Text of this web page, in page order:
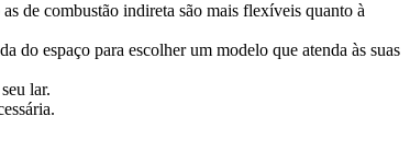
de combustão indireta são mais flexíveis quanto à
do espaço para escolher um modelo que atenda às suas
lar.